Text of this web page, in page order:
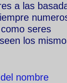
a las
seres
los
nombre